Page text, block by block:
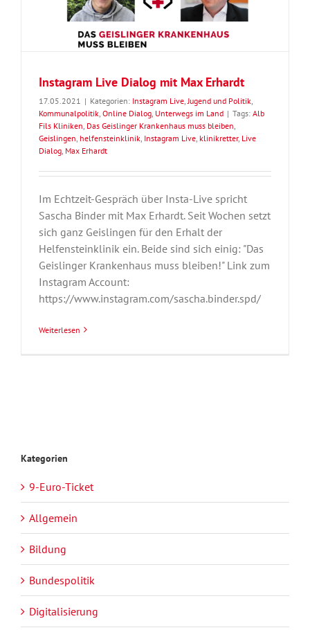
Instagram Live Dialog mit Max Erhardt
17.05.2021 | Kategorien: Instagram Live Jugend und Politik
Kommunalpolitik Online Dialog Unterwegs im Land | Tags: Alb
Fils Kliniken Das Geislinger Krankenhaus muss bleiben
Geislingen helfensteinklinik Instagram Live klinikretter, Live
Dialog Max Erhardt
Im Echtzeit-Gespräch über Insta-Live spricht
Sascha Binder mit Max Erhardt. Seit Wochen setzt
sich ganz Geislingen für den Erhalt der
Helfensteinklinik ein. Beide sind sich einig: "Das
Geislinger Krankenhaus muss bleiben!" Link zum
Instagram Account:
https://www.instagram.com/sascha.binder.spd/
Weiterlesen
Kategorien
9-Euro-Ticket
Allgemein
Bildung
Bundespolitik
Digitalisierung